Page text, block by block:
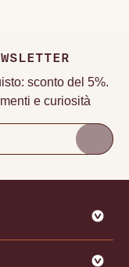
sconto del 5%.
e curiosità